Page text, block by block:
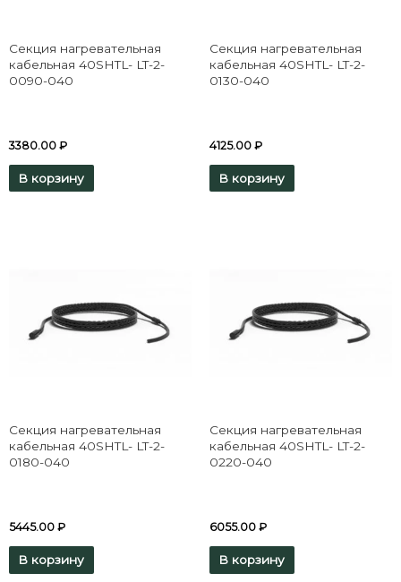
Секция нагревательная
кабельная 40SHTL- LT-2-
0090-040
3380.00 ₽
В корзину
Секция нагревательная
кабельная 40SHTL- LT-2-
0130-040
4125.00 ₽
В корзину
Секция нагревательная
кабельная 40SHTL- LT-2-
0180-040
5445.00 ₽
В корзину
Секция нагревательная
кабельная 40SHTL- LT-2-
0220-040
6055.00 ₽
В корзину